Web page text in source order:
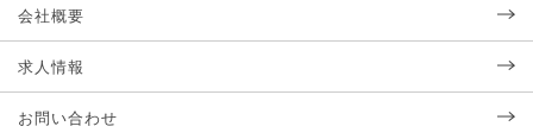
会社概要
求人情報
お問い合わせ